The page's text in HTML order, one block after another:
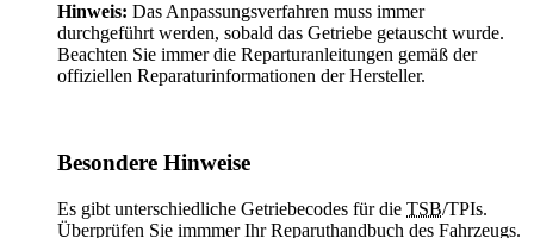
Hinweis: Das Anpassungsverfahren muss immer
durchgeführt werden, sobald das Getriebe getauscht wurde.
Beachten Sie immer die Reparturanleitungen gemäß der
offiziellen Reparaturinformationen der Hersteller.
Besondere Hinweise
Es gibt unterschiedliche Getriebecodes für die TSB/TPIs.
Überprüfen Sie immmer Ihr Reparuthandbuch des Fahrzeugs.